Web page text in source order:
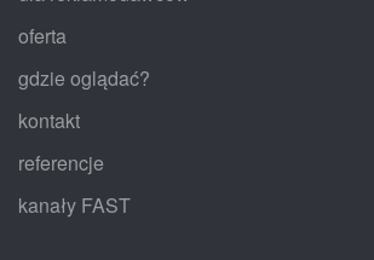
oferta
gdzie oglądać?
kontakt
referencje
kanały FAST